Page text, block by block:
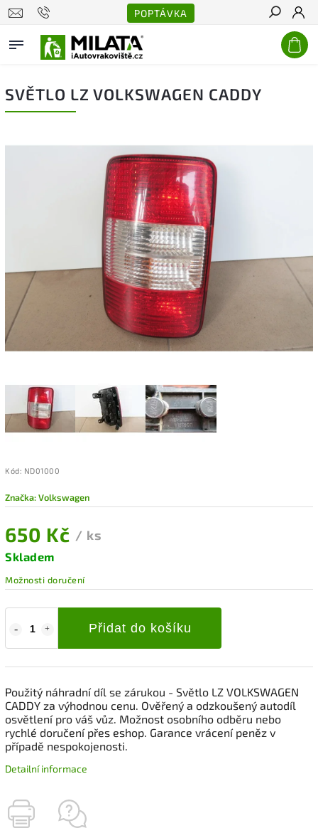
POPTÁVKA
Hledat
SVĚTLO LZ VOLKSWAGEN CADDY
Kód: ND01000
Značka:Volkswagen
650 Kč / ks
Skladem
Možnosti doručení
Přidat do košíku
Použitý náhradní díl se zárukou - Světlo LZ VOLKSWAGEN
CADDY za výhodnou cenu. Ověřený a odzkoušený autodíl
osvětlení pro váš vůz. Možnost osobního odběru nebo
rychlé doručení přes eshop. Garance vrácení peněz v
případě nespokojenosti.
Detailní informace